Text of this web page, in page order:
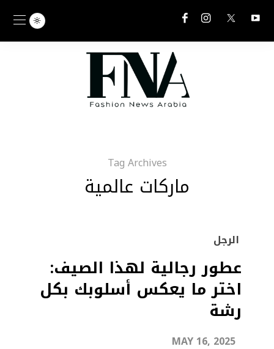
Tag Archives
ماركات عالمية
الرجل
عطور رجالية لهذا الصيف:
اختر ما يعكس أسلوبك بكل
رشة
MAY 16, 2025